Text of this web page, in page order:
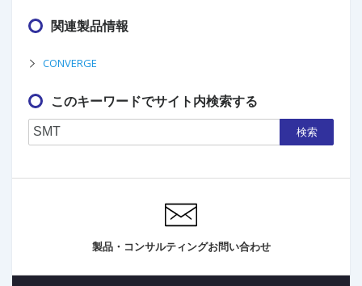
関連製品情報
CONVERGE
このキーワードでサイト内検索する
検索
製品・コンサルティングお問い合わせ